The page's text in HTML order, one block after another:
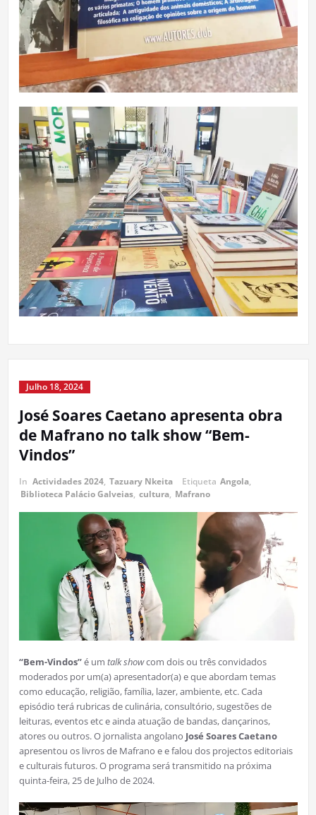
Julho 18, 2024
José Soares Caetano apresenta obra
de Mafrano no talk show “Bem-
Vindos”
In Actividades 2024, Tazuary Nkeita Etiqueta Angola,
Biblioteca Palácio Galveias, cultura, Mafrano
“Bem-Vindos”é um talk showcom dois ou três convidados
moderados por um(a) apresentador(a) e que abordam temas
como educação, religião, família, lazer, ambiente, etc. Cada
episódio terá rubricas de culinária, consultório, sugestões de
leituras, eventos etc e ainda atuação de bandas, dançarinos,
atores ou outros. O jornalista angolano José Soares Caetano
apresentou os livros de Mafrano e e falou dos projectos editoriais
e culturais futuros. O programa será transmitido na próxima
quinta-feira, 25 de Julho de 2024.